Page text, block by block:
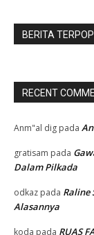
BERITA
RECENT
Anm"al dig pada
gratisam pada
Dalam Pilkada
odkaz pada Raline
Alasannya
koda pada RUAS